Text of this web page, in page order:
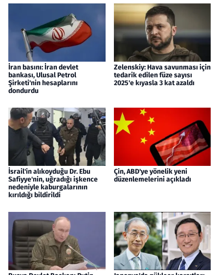
İran basını: İran devlet
bankası, Ulusal Petrol
Şirketi'nin hesaplarını
dondurdu
Zelenskiy: Hava savunması için
tedarik edilen füze sayısı
2025'e kıyasla 3 kat azaldı
İsrail'in alıkoyduğu Dr. Ebu
Safiyye'nin, uğradığı işkence
nedeniyle kaburgalarının
kırıldığı bildirildi
Çin, ABD'ye yönelik yeni
düzenlemelerini açıkladı